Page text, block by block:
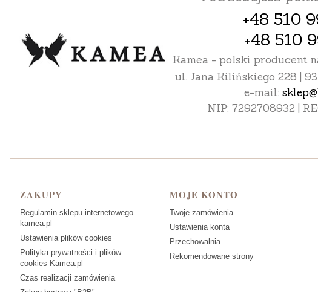
+48 510
+48 510
Kamea - polski producent
ul. Jana Kilińskiego 228 |
e-mail:
NIP: 7292708932 |
Linki w stopce
ZAKUPY
Regulamin sklepu internetowego
kamea.pl
Ustawienia plików cookies
Polityka prywatności i plików
cookies Kamea.pl
Czas realizacji zamówienia
MOJE KONTO
Twoje zamówienia
Ustawienia konta
Przechowalnia
Rekomendowane strony